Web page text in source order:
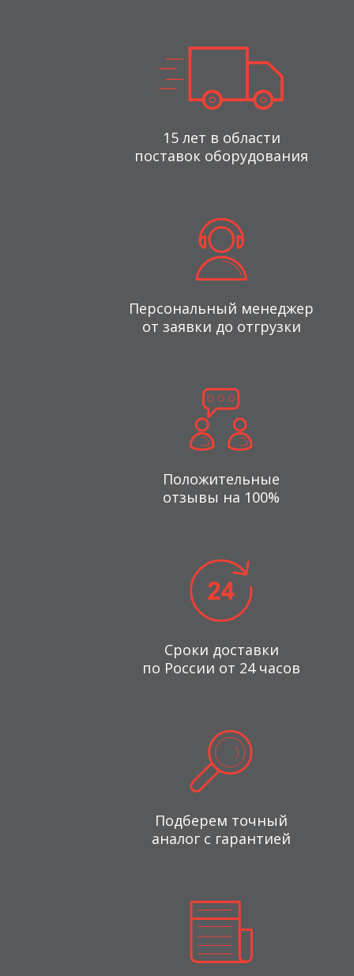
15 лет в области
поставок оборудования
Персональный менеджер
от заявки до отгрузки
Положительные
отзывы на 100%
Сроки доставки
по России от 24 часов
Подберем точный
аналог с гарантией